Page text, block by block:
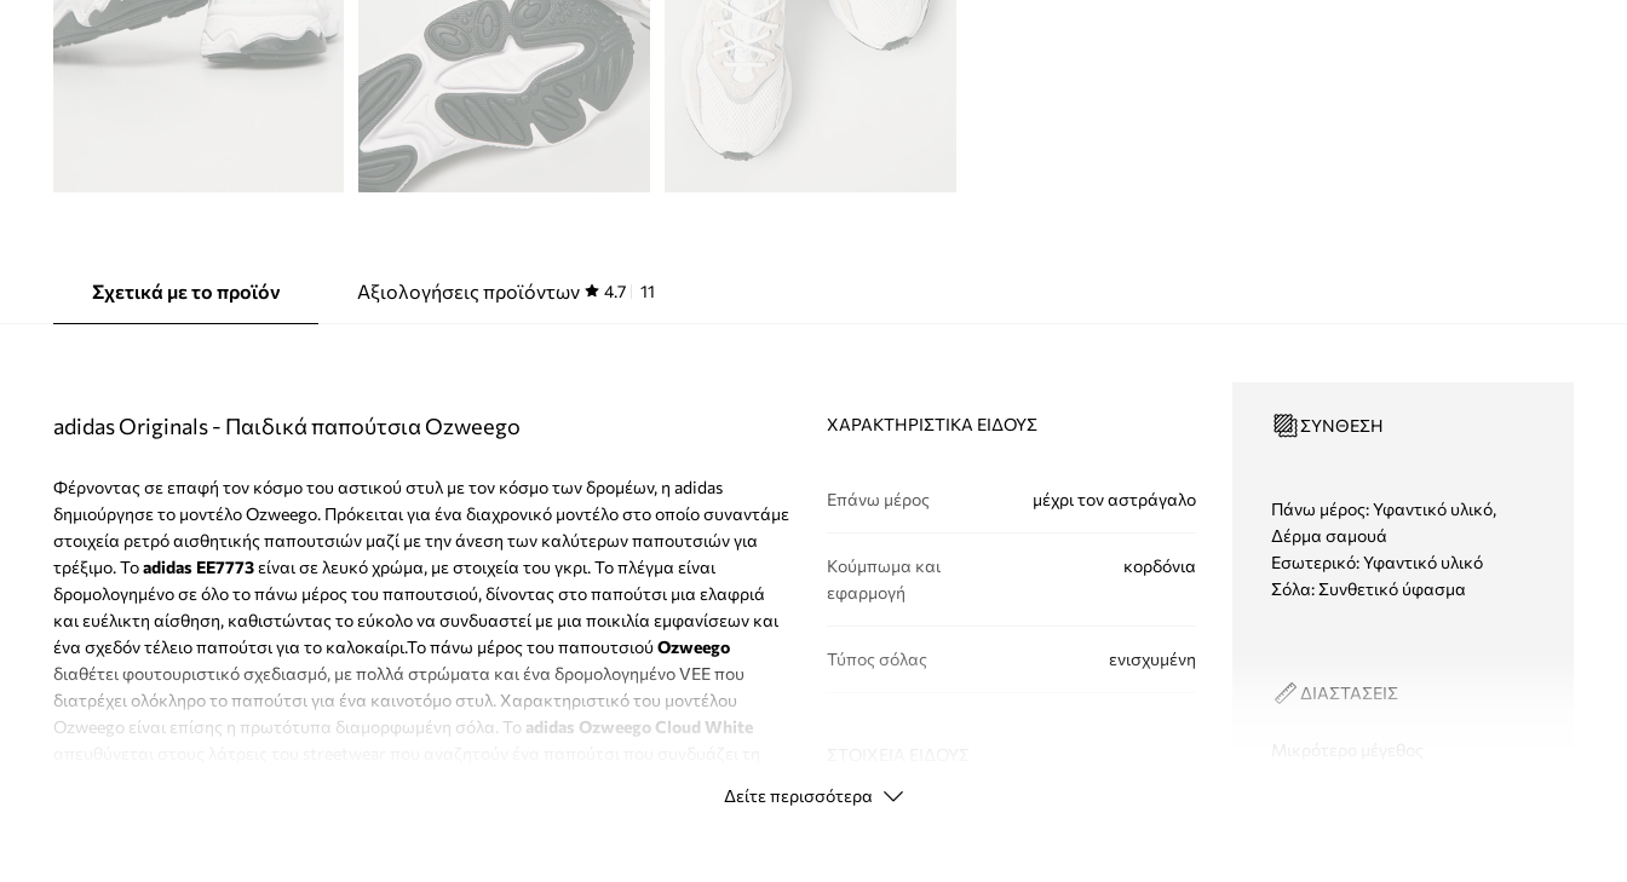
Σχετικά με το προϊόν Αξιολογήσεις προϊόντων 4.7 11
adidas Originals - Παιδικά παπούτσια Ozweego
Φέρνοντας σε επαφή τον κόσμο του αστικού στυλ με τον κόσμο των δρομέων, η adidas
δημιούργησε το μοντέλο Ozweego. Πρόκειται για ένα διαχρονικό μοντέλο στο οποίο συναντάμε
στοιχεία ρετρό αισθητικής παπουτσιών μαζί με την άνεση των καλύτερων παπουτσιών για
τρέξιμο. Τοadidas EE7773είναι σε λευκό χρώμα, με στοιχεία του γκρι. Το πλέγμα είναι
δρομολογημένο σε όλο το πάνω μέρος του παπουτσιού, δίνοντας στο παπούτσι μια ελαφριά
και ευέλικτη αίσθηση, καθιστώντας το εύκολο να συνδυαστεί με μια ποικιλία εμφανίσεων και
ένα σχεδόν τέλειο παπούτσι για το καλοκαίρι.Το πάνω μέρος του παπουτσιού Ozweego
διαθέτει φουτουριστικό σχεδιασμό, με πολλά στρώματα και ένα δρομολογημένο VEE που
διατρέχει ολόκληρο το παπούτσι για ένα καινοτόμο στυλ. Χαρακτηριστικό του μοντέλου
Ozweego είναι επίσης η πρωτότυπα διαμορφωμένη σόλα. Το adidas Ozweego Cloud White
ΧΑΡΑΚΤΗΡΙΣΤΙΚΆ ΕΊΔΟΥΣ
Επάνω μέρος μέχρι τον αστράγαλο
Κούμπωμα και
εφαρμογή
κορδόνια
Τύπος σόλας ενισχυμένη
ΣΎΝΘΕΣΗ
Πάνω μέρος: Υφαντικό υλικό,
Δέρμα σαμουά
Εσωτερικό: Υφαντικό υλικό
Σόλα: Συνθετικό ύφασμα
ΔΙΑΣΤΑΣΕΙΣ
Δείτε περισσότερα